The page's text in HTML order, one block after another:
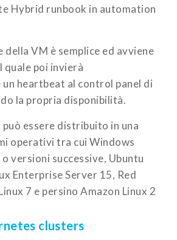
Hybrid runbook in automation
della VM è semplice ed avviene
poi invierà
heartbeat al control panel di
la propria disponibilità.
può essere distribuito in una
operativi tra cui Windows
versioni successive, Ubuntu
Enterprise Server 15, Red
7 e persino Amazon Linux 2
clusters